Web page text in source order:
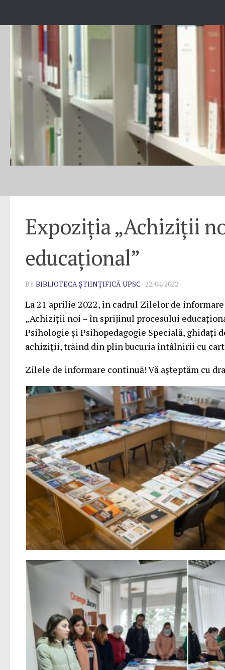
Expoziția „Achiziții
educațional”
BYBIBLIOTECA ȘTIINȚIFICĂ UPSC · 22/04/2022
La 21 aprilie 2022, în cadrul Zilelor de
„Achiziții noi – în sprijinul procesului
Psihologie şi Psihopedagogie Specială, ghidați
achiziții, trăind din plin bucuria întâlnirii cu
Zilele de informare continuă! Vă așteptăm cu